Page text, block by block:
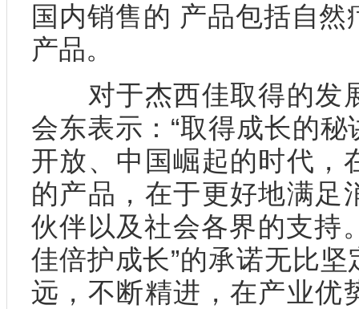
国内销售的 产品包括自
产品。
对于杰西佳取得的发
会东表示：“取得成长的
开放、中国崛起的时代，
的产品，在于更好地满足
伙伴以及社会各界的支持
佳倍护成长”的承诺无比
远，不断精进，在产业优